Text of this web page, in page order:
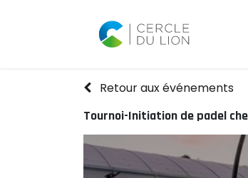
Retour aux événements
Tournoi-Initiation de padel